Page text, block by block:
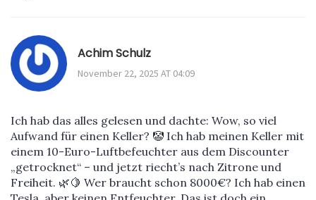
Achim Schulz
November 22, 2025 AT 04:09
Ich hab das alles gelesen und dachte: Wow, so viel
Aufwand für einen Keller? 🤡 Ich hab meinen Keller mit
einem 10-Euro-Luftbefeuchter aus dem Discounter
„getrocknet“ – und jetzt riecht’s nach Zitrone und
Freiheit. 🌿🍋 Wer braucht schon 8000€? Ich hab einen